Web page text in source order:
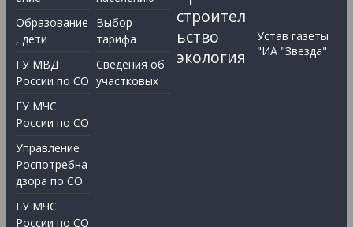
Образование
, дети
ГУ МВД
России по СО
ГУ МЧС
России по СО
Управление
Роспотребна
дзора по СО
ГУ МЧС
России по СО
Выбор
тарифа
Сведения об
участковых
строител
ьство
экология
Устав газеты
"ИА "Звезда"